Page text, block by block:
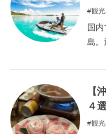
観
国
島。
古
てい
ン
は
【
４
観